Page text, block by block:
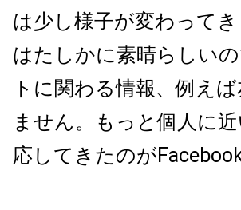
は少し様子が変わって
はたしかに素晴らしい
トに関わる情報、例え
ません。もっと個人に
応してきたのが